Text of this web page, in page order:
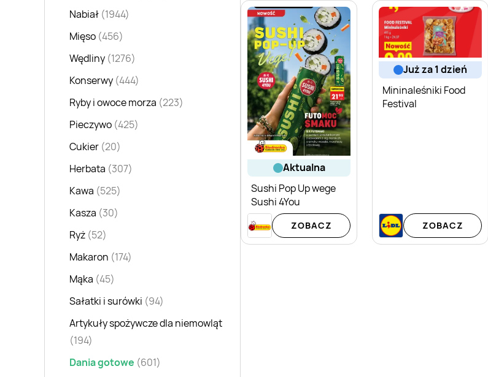
Nabiał (1944)
Mięso (456)
Wędliny (1276)
Konserwy (444)
Ryby i owoce morza (223)
Pieczywo (425)
Cukier (20)
Herbata (307)
Kawa (525)
Kasza (30)
Ryż (52)
Makaron (174)
Mąka (45)
Sałatki i surówki (94)
Artykuły spożywcze dla niemowląt
(194)
Dania gotowe (601)
aktualna
Sushi Pop Up wege
Sushi 4You
ZOBACZ
już za 1 dzień
Mininaleśniki Food
Festival
ZOBACZ